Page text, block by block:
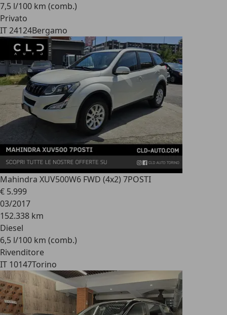
7,5 l/100 km (comb.)
Privato
IT 24124Bergamo
Mahindra XUV500W6 FWD (4x2) 7POSTI
€ 5.999
03/2017
152.338 km
Diesel
6,5 l/100 km (comb.)
Rivenditore
IT 10147Torino